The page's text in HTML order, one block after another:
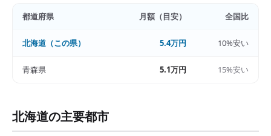
都道府県 月額（目安） 全国比
北海道 （この県） 5.4万円 10%安い
青森県 5.1万円 15%安い
北海道の主要都市